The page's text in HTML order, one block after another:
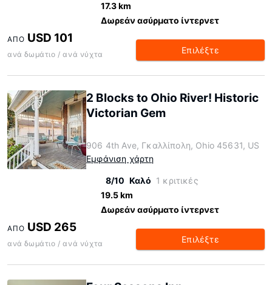
17.3 km
Δωρεάν ασύρματο ίντερνετ
ΑΠΌ USD 101
ανά δωμάτιο / ανά νύχτα Επιλέξτε
2 Blocks to Ohio River! Historic
Victorian Gem
906 4th Ave, Γκαλλίπολη, Ohio 45631, US
Εμφάνιση χάρτη
8/10 Καλό 1 κριτικές
19.5 km
Δωρεάν ασύρματο ίντερνετ
ΑΠΌ USD 265
ανά δωμάτιο / ανά νύχτα Επιλέξτε